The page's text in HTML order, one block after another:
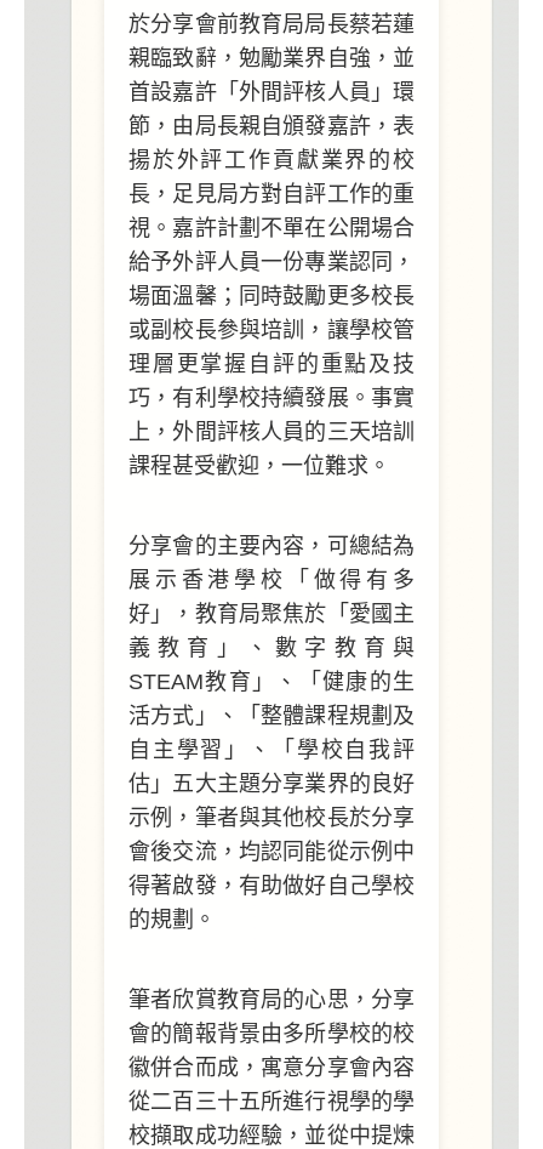
於分享會前教育局局長蔡若蓮
親臨致辭，勉勵業界自強，並
首設嘉許「外間評核人員」環
節，由局長親自頒發嘉許，表
揚於外評工作貢獻業界的校
長，足見局方對自評工作的重
視。嘉許計劃不單在公開場合
給予外評人員一份專業認同，
場面溫馨；同時鼓勵更多校長
或副校長參與培訓，讓學校管
理層更掌握自評的重點及技
巧，有利學校持續發展。事實
上，外間評核⼈員的三天培訓
課程甚受歡迎，一位難求。
分享會的主要內容，可總結為
展示香港學校「做得有多
好」，教育局聚焦於「愛國主
義教育」、數字教育與
STEAM教育」、「健康的生
活方式」、「整體課程規劃及
自主學習」、「學校自我評
估」五大主題分享業界的良好
示例，筆者與其他校長於分享
會後交流，均認同能從示例中
得著啟發，有助做好自己學校
的規劃。
筆者欣賞教育局的心思，分享
會的簡報背景由多所學校的校
徽併合而成，寓意分享會內容
從二百三十五所進行視學的學
校擷取成功經驗，並從中提煉